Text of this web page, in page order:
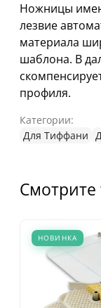
Ножницы
лезвие
материала
шаблона. В
профиля.
Категории:
Для Тиффани
Смотрите
НОВИНКА